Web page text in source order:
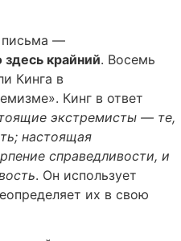
письма —
крайний. Восемь
Кинга в
Кинг в ответ
экстремисты — те,
настоящая
справедливости, и
. Он использует
их в свою